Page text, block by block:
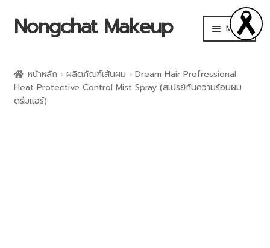
Nongchat Makeup Menu
THA by Nongchat
หน้าหลัก ผลิตภัณฑ์เส้นผม
Dream Hair Profressional
Heat Protective Control Mist Spray (สเปรย์กันความร้อนผม
ดรีมแฮร์)